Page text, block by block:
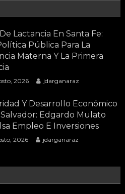
Lactancia En Santa Fe:
Pública Para La
Materna Y La Primera
2026 jdarganaraz
Y Desarrollo Económico
Salvador: Edgardo Mulato
Empleo E Inversiones
2026 jdarganaraz